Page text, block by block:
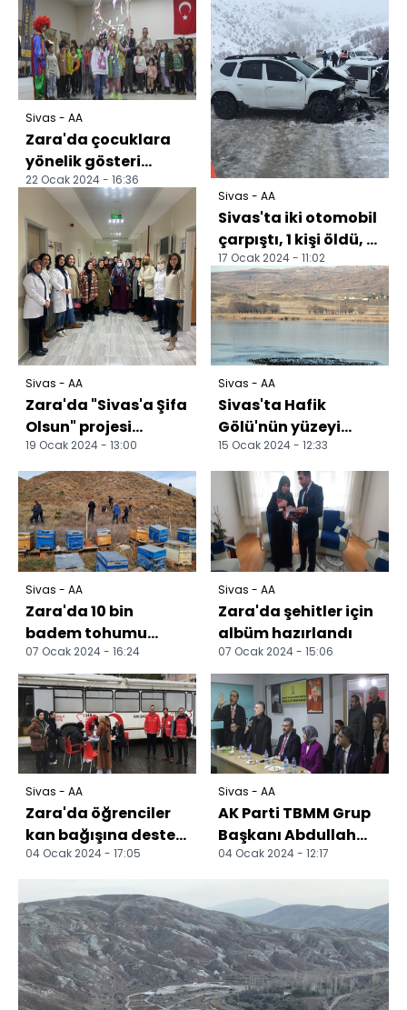
Sivas - AA
Zara'da çocuklara
yönelik gösteri
düzenlendi
22 Ocak 2024 - 16:36
Sivas - AA
Zara'da "Sivas'a Şifa
Olsun" projesi
tanıtıldı
19 Ocak 2024 - 13:00
Sivas - AA
Sivas'ta iki otomobil
çarpıştı, 1 kişi öldü, 6
kişi yaralandı
17 Ocak 2024 - 11:02
Sivas - AA
Sivas'ta Hafik
Gölü'nün yüzeyi
kısmen buz tuttu
15 Ocak 2024 - 12:33
Sivas - AA
Zara'da 10 bin
badem tohumu
toprakla
buluşturuldu
07 Ocak 2024 - 16:24
Sivas - AA
Zara'da şehitler için
albüm hazırlandı
07 Ocak 2024 - 15:06
Sivas - AA
Zara'da öğrenciler
kan bağışına destek
oldu
04 Ocak 2024 - 17:05
Sivas - AA
AK Parti TBMM Grup
Başkanı Abdullah
Güler, Zara ve
Suşehri'nde
partililerle...
04 Ocak 2024 - 12:17